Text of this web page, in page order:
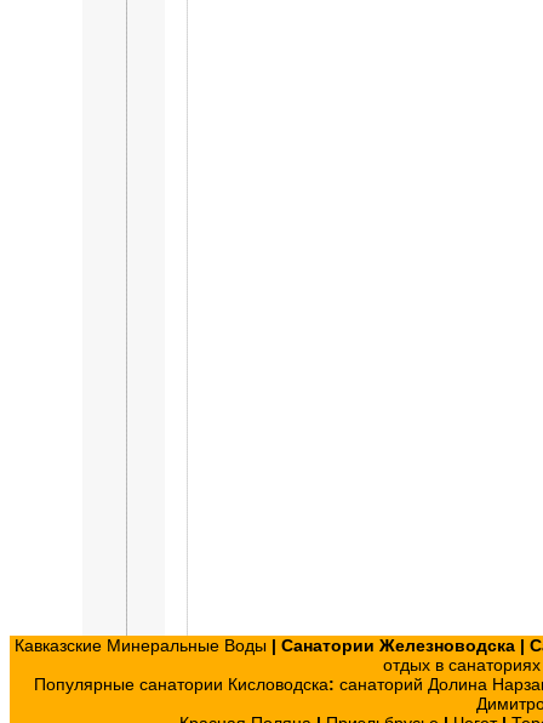
Кавказские Минеральные Воды | Санатории Железноводска |
отдых в
Популярные санатории Кисловодска: санаторий Долина